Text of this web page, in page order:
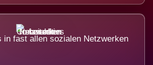
in fast allen sozialen Netzwerken